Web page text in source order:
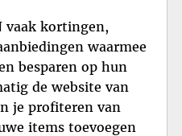
vaak kortingen,
waarmee
besparen op hun
de website van
je profiteren van
items toevoegen